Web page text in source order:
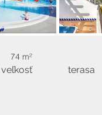
74 m²
veľkosť terasa